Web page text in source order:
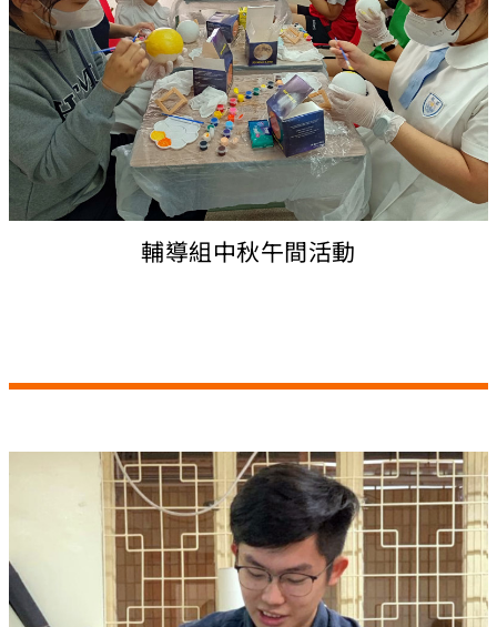
輔導組中秋午間活動